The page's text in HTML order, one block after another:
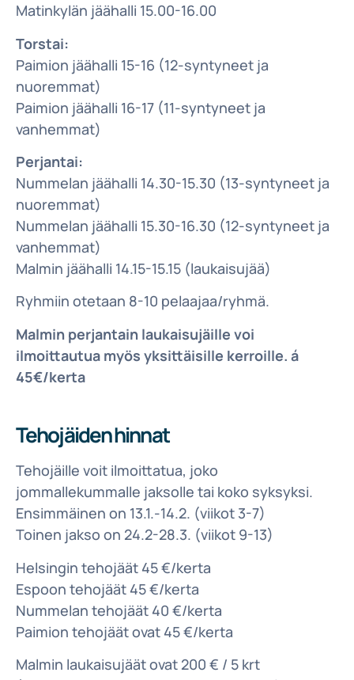
Matinkylän jäähalli 15.00-16.00
Torstai:
Paimion jäähalli 15-16 (12-syntyneet ja
nuoremmat)
Paimion jäähalli 16-17 (11-syntyneet ja
vanhemmat)
Perjantai:
Nummelan jäähalli 14.30-15.30 (13-syntyneet ja
nuoremmat)
Nummelan jäähalli 15.30-16.30 (12-syntyneet ja
vanhemmat)
Malmin jäähalli 14.15-15.15 (laukaisujää)
Ryhmiin otetaan 8-10 pelaajaa/ryhmä.
Malmin perjantain laukaisujäille voi
ilmoittautua myös yksittäisille kerroille. á
45€/kerta
Tehojäiden hinnat
Tehojäille voit ilmoittatua, joko
jommallekummalle jaksolle tai koko syksyksi.
Ensimmäinen on 13.1.-14.2. (viikot 3-7)
Toinen jakso on 24.2-28.3. (viikot 9-13)
Helsingin tehojäät 45 €/kerta
Espoon tehojäät 45 €/kerta
Nummelan tehojäät 40 €/kerta
Paimion tehojäät ovat 45 €/kerta
Malmin laukaisujäät ovat 200 € / 5 krt